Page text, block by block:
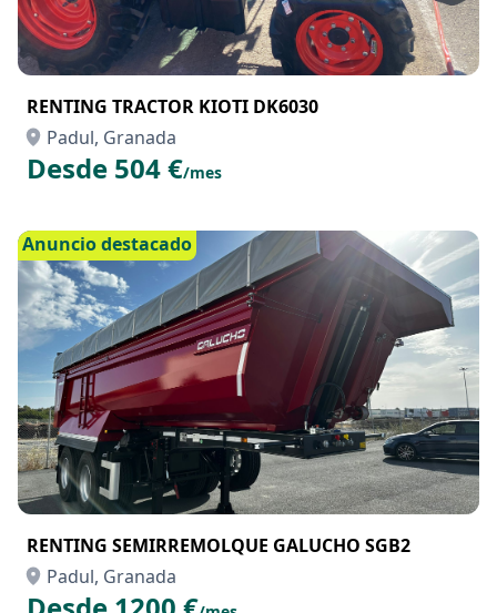
RENTING TRACTOR KIOTI DK6030
Padul, Granada
Desde 504 €/mes
Anuncio destacado
RENTING SEMIRREMOLQUE GALUCHO SGB2
Padul, Granada